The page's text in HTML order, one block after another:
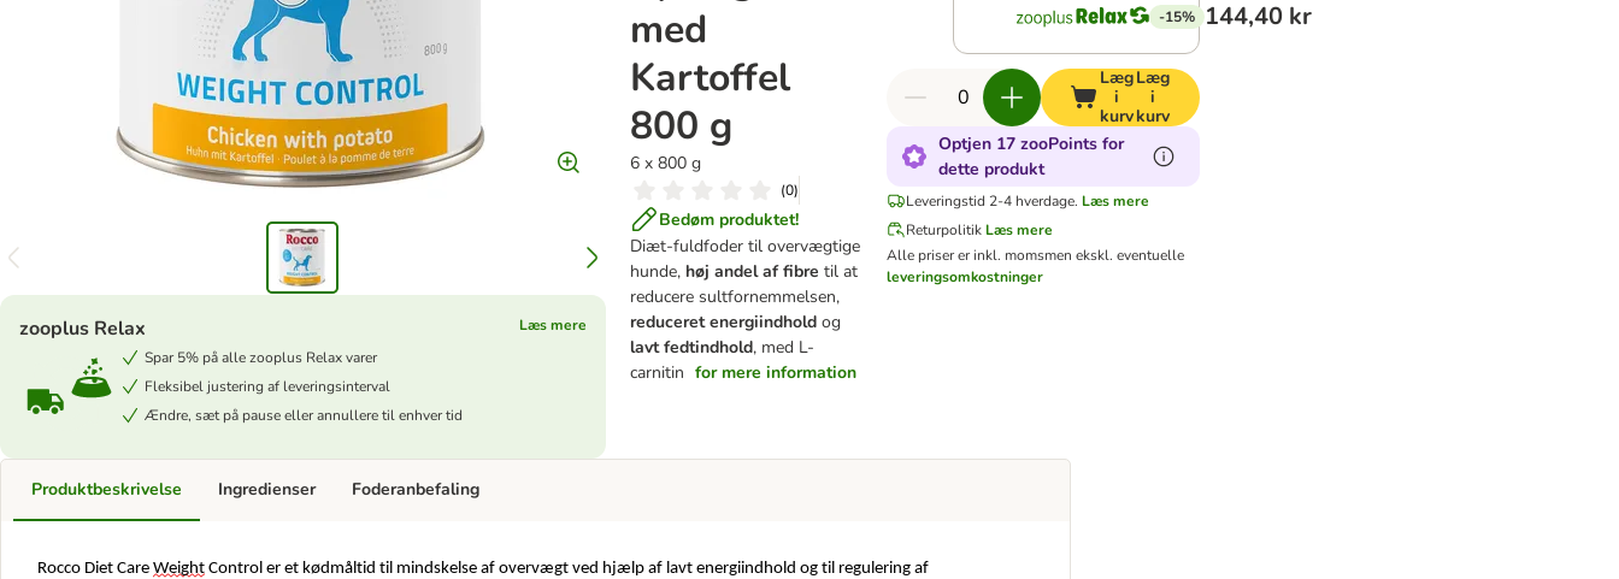
med
Kartoffel
800 g
6 x 800 g
(0)
Bedøm produktet!
Diæt-fuldfoder til overvægtige
hunde,høj andel af fibre til at
reducere sultfornemmelsen,
reduceret energiindhold og
lavt fedtindhold, med L-
carnitin for mere information
zooplus Relax
Læs mere
Spar 5% på alle zooplus Relax varer
Fleksibel justering af leveringsinterval
Ændre, sæt på pause eller annullere til enhver tid
-15% 144,40 kr
Læg
i
kurv
Læg
i
kurv
Optjen 17 zooPoints for
dette produkt
Leveringstid 2-4 hverdage. Læs mere
Returpolitik Læs mere
Alle priser er inkl. momsmen ekskl. eventuelle
leveringsomkostninger
Produktbeskrivelse
Rocco Diet Care Weight Control er et kødmåltid til mindskelse af overvægt ved hjælp af lavt energiindhold og til regulering af
Ingredienser Foderanbefaling